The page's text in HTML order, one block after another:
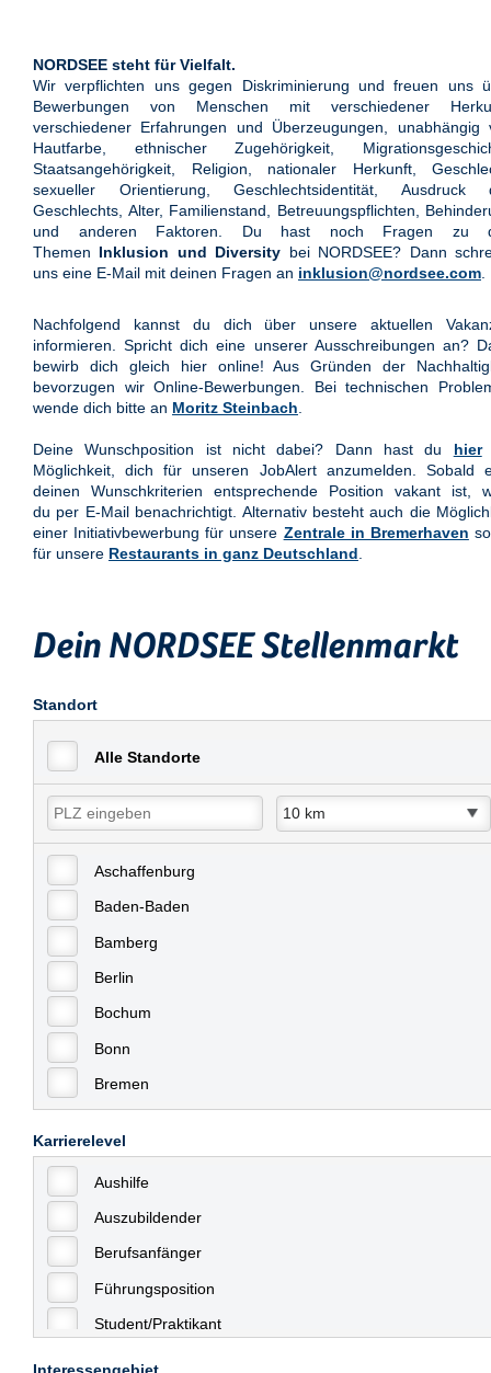
NORDSEE steht für Vielfalt.
Wir verpflichten uns gegen Diskriminierung und freuen uns
Bewerbungen von Menschen mit verschiedener
verschiedener Erfahrungen und Überzeugungen, unabhängig
Hautfarbe, ethnischer Zugehörigkeit,
Staatsangehörigkeit, Religion, nationaler Herkunft,
sexueller Orientierung, Geschlechtsidentität, Ausdruck
Geschlechts, Alter, Familienstand, Betreuungspflichten,
und anderen Faktoren. Du hast noch Fragen zu
Themen Inklusion und Diversity bei NORDSEE? Dann
uns eine E-Mail mit deinen Fragen an inklusion@nordsee.com
Nachfolgend kannst du dich über unsere aktuellen
informieren. Spricht dich eine unserer Ausschreibungen an?
bewirb dich gleich hier online! Aus Gründen der
bevorzugen wir Online-Bewerbungen. Bei technischen
wende dich bitte an Moritz Steinbach
Deine Wunschposition ist nicht dabei? Dann hast du hier
Möglichkeit, dich für unseren JobAlert anzumelden. Sobald
deinen Wunschkriterien entsprechende Position vakant ist,
du per E-Mail benachrichtigt. Alternativ besteht auch die
einer Initiativbewerbung für unsere Zentrale in Bremerhaven
für unsere Restaurants in ganz Deutschland
Dein NORDSEE Stellenmarkt
Standort
Alle Standorte
Aschaffenburg
Baden-Baden
Bamberg
Berlin
Bochum
Bonn
Bremen
Celle
Chemnitz
Dessau
Dresden
Düsseldorf
Erfurt
Essen
Karrierelevel
Aushilfe
Auszubildender
Berufsanfänger
Führungsposition
Student/Praktikant
Interessengebiet